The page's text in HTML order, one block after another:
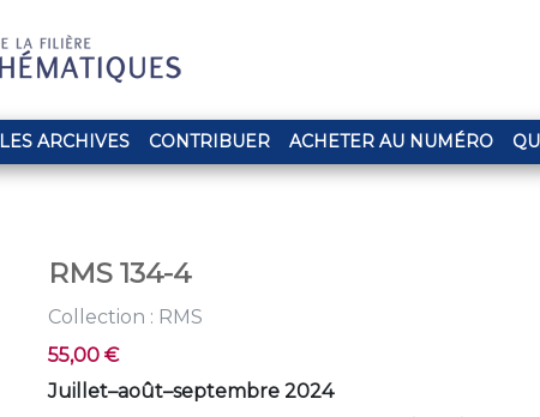
LES ARCHIVES CONTRIBUER ACHETER AU NUMÉRO
RMS 134-4
Collection : RMS
55,00 €
Juillet–août–septembre 2024